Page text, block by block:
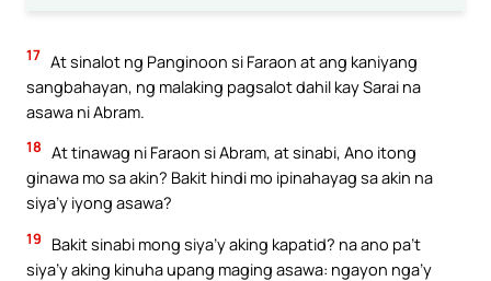
17 At sinalot ng Panginoon si Faraon at ang kaniyang
sangbahayan, ng malaking pagsalot dahil kay Sarai na
asawa ni Abram.
18 At tinawag ni Faraon si Abram, at sinabi, Ano itong
ginawa mo sa akin? Bakit hindi mo ipinahayag sa akin na
siya’y iyong asawa?
19
Bakit sinabi mong siya’y aking kapatid? na ano pa’t
siya’y aking kinuha upang maging asawa: ngayon nga’y